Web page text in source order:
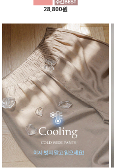
28,800원